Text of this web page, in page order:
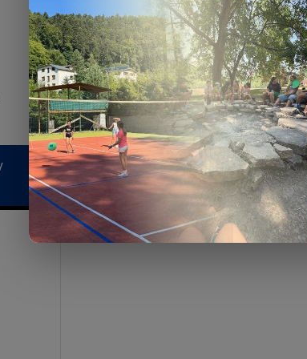
V zmysle týchto ustanovení je
na trh, pestovať alebo
Prevencia a manažment podľa
Zoznam inváznych rastlín
Výskyt, odstraňovanie,
3.89 Mb